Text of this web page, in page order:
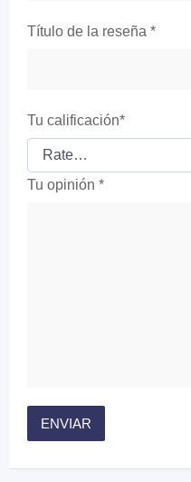
Título de la reseña *
Tu calificación*
Tu opinión *